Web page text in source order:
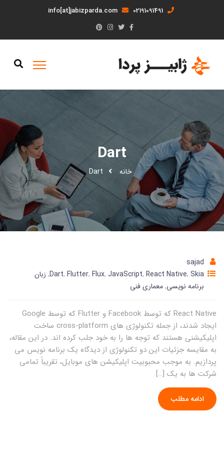
02191091491
info[at]jabizparda.com
Dart
خانه Dart
sajad
Dart, Flutter, Flux, JavaScript, React Native, Skia
, زبان
برنامه نویسی,معماری فنی
React Native که توسط Facebook و Flutter که توسط Google
ایجاد شدند، از جمله تکنولوژی های cross-platform ساخت
اپلیکیشنی هستند که توجه ها را به خود جلب کرده اند. در این مقاله،
به مقایسه جزئیات این دو تکنولوژی از دیدگاه یک برنامه نویس می
پردازیم. به موجب محبوبیت اپلیکیشن های موبایل، تقریباً تمامی
شرکت ها به یک […]
ادامه مطلب